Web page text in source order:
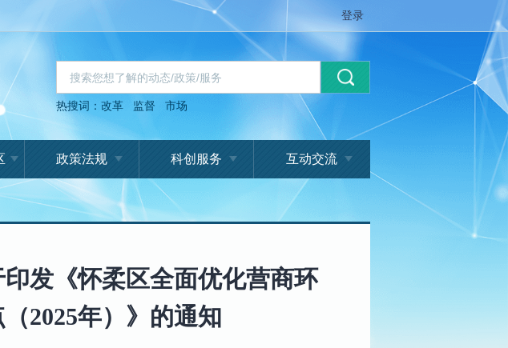
登录
热搜词：改革 监督 市场
政策法规 科创服务 互动交流
发《怀柔区全面优化营商环
2025年）》的通知